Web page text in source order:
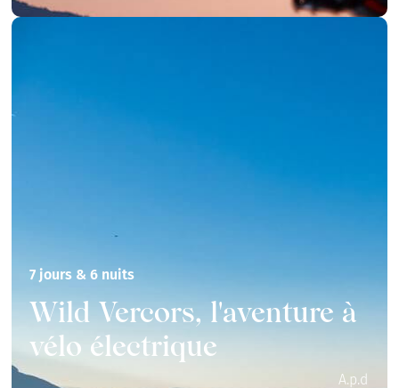
7 jours & 6 nuits
Wild Vercors, l'aventure à
vélo électrique
A.p.d